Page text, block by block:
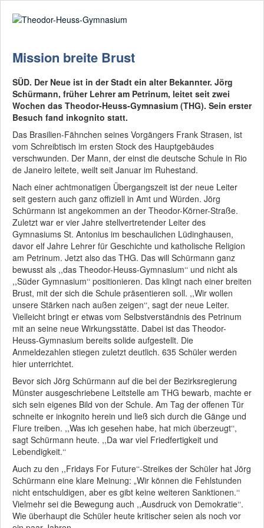
Mission breite Brust
SÜD. Der Neue ist in der Stadt ein alter Bekannter. Jörg
Schürmann, früher Lehrer am Petrinum, leitet seit zwei
Wochen das Theodor-Heuss-Gymnasium (THG). Sein erster
Besuch fand inkognito statt.
Das Brasilien-Fähnchen seines Vorgängers Frank Strasen, ist
vom Schreibtisch im ersten Stock des Hauptgebäudes
verschwunden. Der Mann, der einst die deutsche Schule in Rio
de Janeiro leitete, weilt seit Januar im Ruhestand.
Nach einer achtmonatigen Übergangszeit ist der neue Leiter
seit gestern auch ganz offiziell in Amt und Würden. Jörg
Schürmann ist angekommen an der Theodor-Körner-Straße.
Zuletzt war er vier Jahre stellvertretender Leiter des
Gymnasiums St. Antonius im beschaulichen Lüdinghausen,
davor elf Jahre Lehrer für Geschichte und katholische Religion
am Petrinum. Jetzt also das THG. Das will Schürmann ganz
bewusst als ,,das Theodor-Heuss-Gymnasium‘‘ und nicht als
,,Süder Gymnasium‘‘ positionieren. Das klingt nach einer breiten
Brust, mit der sich die Schule präsentieren soll. ,,Wir wollen
unsere Stärken nach außen zeigen‘‘, sagt der neue Leiter.
Vielleicht bringt er etwas vom Selbstverständnis des Petrinum
mit an seine neue Wirkungsstätte. Dabei ist das Theodor-
Heuss-Gymnasium bereits solide aufgestellt. Die
Anmeldezahlen stiegen zuletzt deutlich. 635 Schüler werden
hier unterrichtet.
Bevor sich Jörg Schürmann auf die bei der Bezirksregierung
Münster ausgeschriebene Leitstelle am THG bewarb, machte er
sich sein eigenes Bild von der Schule. Am Tag der offenen Tür
schneite er inkognito herein und ließ sich durch die Gänge und
Flure treiben. ,,Was ich gesehen habe, hat mich überzeugt‘‘,
sagt Schürmann heute. ,,Da war viel Friedfertigkeit und
Lebendigkeit.‘‘
Auch zu den ,,Fridays For Future‘‘-Streikes der Schüler hat Jörg
Schürmann eine klare Meinung: „Wir können die Fehlstunden
nicht entschuldigen, aber es gibt keine weiteren Sanktionen.‘‘
Vielmehr sei die Bewegung auch ,,Ausdruck von Demokratie‘‘.
Wie überhaupt die Schüler heute kritischer seien als noch vor